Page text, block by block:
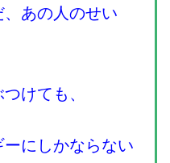
、あの人のせい
けても、
にしかならない